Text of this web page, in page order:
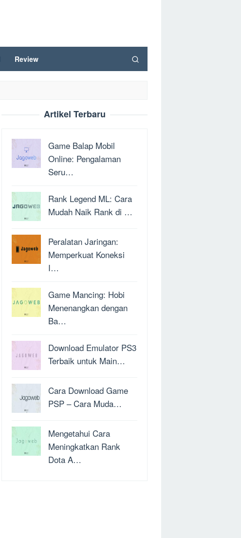
Review
Artikel Terbaru
Game Balap Mobil
Online: Pengalaman
Seru…
Rank Legend ML: Cara
Mudah Naik Rank di …
Peralatan Jaringan:
Memperkuat Koneksi
I…
Game Mancing: Hobi
Menenangkan dengan
Ba…
Download Emulator PS3
Terbaik untuk Main…
Cara Download Game
PSP – Cara Muda…
Mengetahui Cara
Meningkatkan Rank
Dota A…